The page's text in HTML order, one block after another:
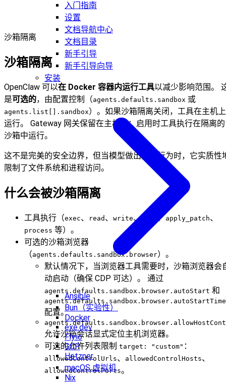
入门指南
设置
文档导航中心
文档目录
新手引导
新手引导向导
安装
Ansible
Bun（实验性）
Docker
exe.dev
Fly.io
GCP
Hetzner
macOS 虚拟机
Nix
沙箱隔离
沙箱隔离
OpenClaw 可以在 Docker 容器内运行工具以减少影响范围。
是可选的，由配置控制（agents.defaults.sandbox 或
agents.list[].sandbox）。如果沙箱隔离关闭，工具在主机上
运行。 Gateway 网关保留在主机上；启用时工具执行在隔离的
沙箱中运行。
这不是完美的安全边界，但当模型做出愚蠢行为时，它实质性
限制了文件系统和进程访问。
什么会被沙箱隔离
工具执行（exec、 read 、 write、 、apply_patch、
process 等）。
可选的沙箱浏览器
（agents.defaults.sandbox.browser）。
默认情况下，当浏览器工具需要时，沙箱浏览器会
动启动（确保 CDP 可达）。 通过
agents.defaults.sandbox.browser.autoStart 和
配置。
允许沙箱会话显式定位主机浏览器。
可选的允许列表限制 target: "custom" ：
allowedControlUrls、 allowedControlHosts、
allowedControlPorts。